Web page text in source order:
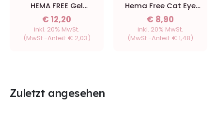
HEMA FREE Gel
Eggplant - 8ml
€ 12,20
inkl. 20% MwSt.
(MwSt.-Anteil: € 2,03)
Hema Free Cat Eye
Lack Gel Polish C4
8ml - Kiwi Nails
€ 8,90
inkl. 20% MwSt.
(MwSt.-Anteil: € 1,48)
Zuletzt angesehen